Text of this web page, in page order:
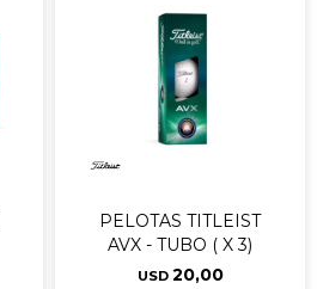
PELOTAS TITLEIST
AVX - TUBO ( X 3)
USD 20,00